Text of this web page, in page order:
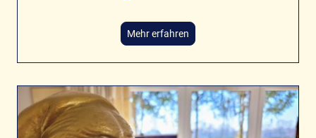
Mehr erfahren